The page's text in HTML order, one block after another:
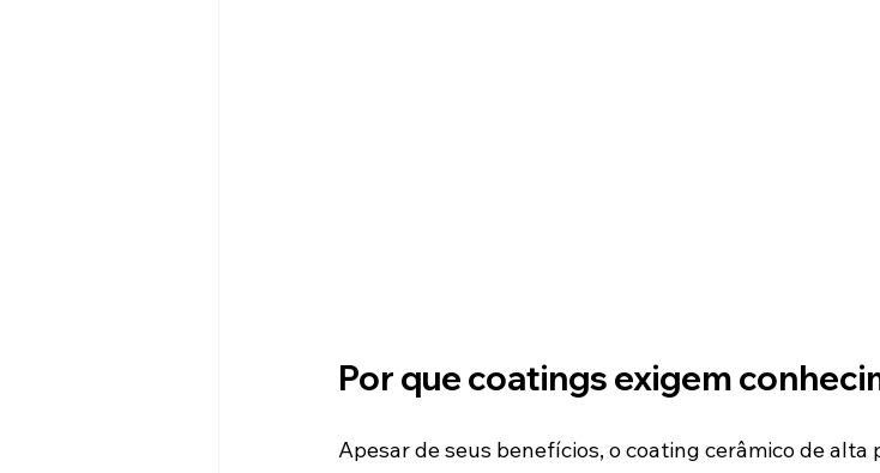
Por que coatings exigem
Apesar de seus benefícios, o coating cerâmico de